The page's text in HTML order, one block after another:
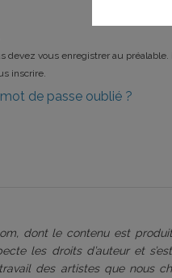
devez vous enregistrer au
inscrire.
mot de passe oublié ?
dont le contenu est
les droits d’auteur et
des artistes que nous